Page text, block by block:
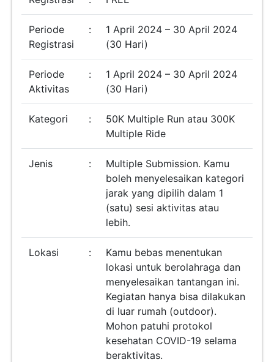
Periode
Registrasi
:
1 April 2024 – 30 April 2024
(30 Hari)
Periode
Aktivitas
:
1 April 2024 – 30 April 2024
(30 Hari)
Kategori :
50K Multiple Run atau 300K
Multiple Ride
Jenis :
Multiple Submission. Kamu
boleh menyelesaikan kategori
jarak yang dipilih dalam 1
(satu) sesi aktivitas atau
lebih.
Lokasi :
Kamu bebas menentukan
lokasi untuk berolahraga dan
menyelesaikan tantangan ini.
Kegiatan hanya bisa dilakukan
di luar rumah (outdoor).
Mohon patuhi protokol
kesehatan COVID-19 selama
beraktivitas.